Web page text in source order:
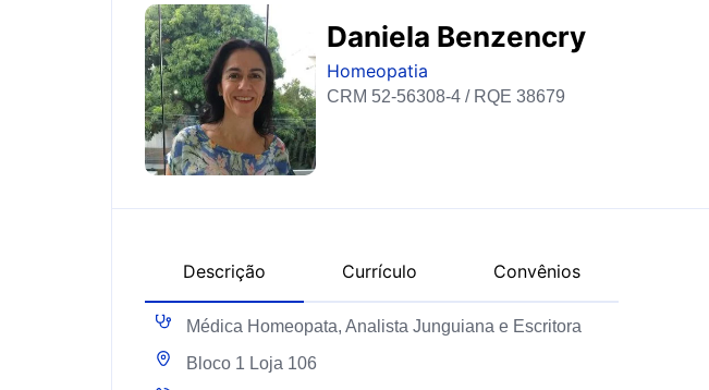
Daniela Benzencry
Homeopatia
CRM 52-56308-4 / RQE 38679
Descrição Currículo Convênios
Médica Homeopata, Analista Junguiana e Escritora
Bloco 1 Loja 106